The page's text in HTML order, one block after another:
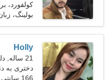
ملاقات کند
کولفورد،
بولینگ،
Holly
21 ساله, دلو
دختری به
26-31